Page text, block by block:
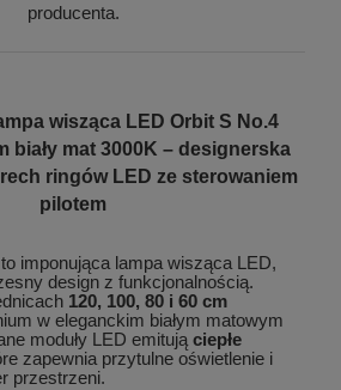
producenta.
wisząca LED Orbit S No.4
biały mat 3000K – designerska
ringów LED ze sterowaniem
pilotem
imponująca lampa wisząca LED,
design z funkcjonalnością.
120, 100, 80 i 60 cm
w eleganckim białym matowym
moduły LED emitują ciepłe
zapewnia przytulne oświetlenie i
przestrzeni.